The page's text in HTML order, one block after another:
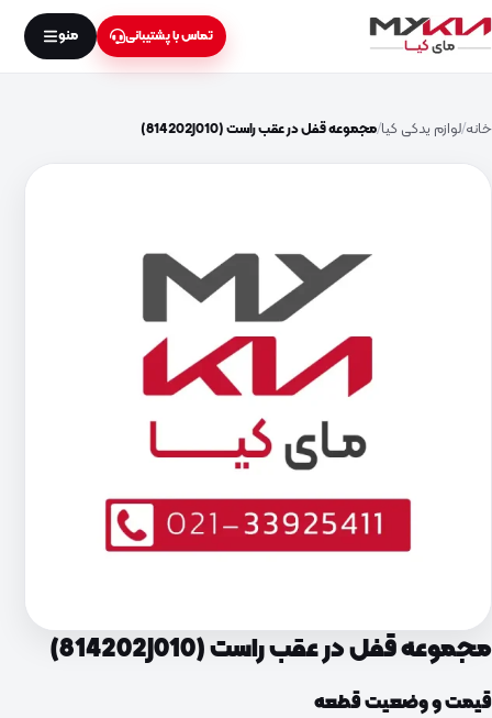
تماس با پشتیبانی منو
خانه لوازم یدکی کیا مجموعه قفل در عقب راست (814202J010)
مجموعه قفل در عقب راست (814202J010)
قیمت و وضعیت قطعه